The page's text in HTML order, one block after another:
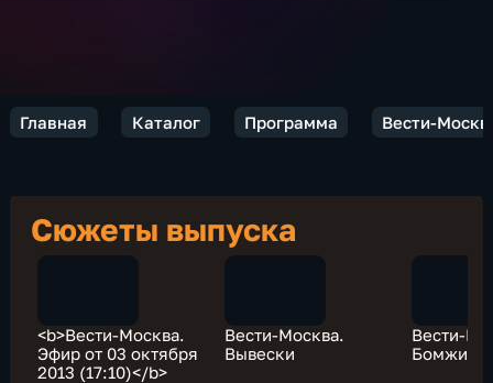
Главная Каталог Программа Вести-
Сюжеты выпуска
<b>Вести-Москва.
Эфир от 03 октября
2013 (17:10)</b>
Вести-Москва.
Вывески
Вести-
Бомжи